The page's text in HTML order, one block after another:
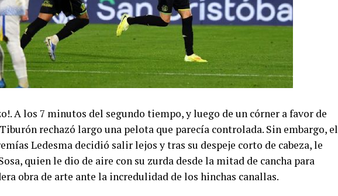
A los 7 minutos del segundo tiempo, y luego de un córner a favor de
rechazó largo una pelota que parecía controlada. Sin embargo, el
Ledesma decidió salir lejos y tras su despeje corto de cabeza, le
quien le dio de aire con su zurda desde la mitad de cancha para
obra de arte ante la incredulidad de los hinchas canallas.